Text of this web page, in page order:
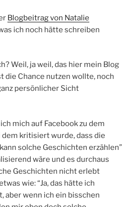
Blogbeitrag von Natalie
ich noch hätte schreiben
Weil, ja weil, das hier mein Blog
die Chance nutzen wollte, noch
persönlicher Sicht
mich auf Facebook zu dem
dem kritisiert wurde, dass die
solche Geschichten erzählen”
wäre und es durchaus
Geschichten nicht erlebt
wie: “Ja, das hätte ich
aber wenn ich ein bisschen